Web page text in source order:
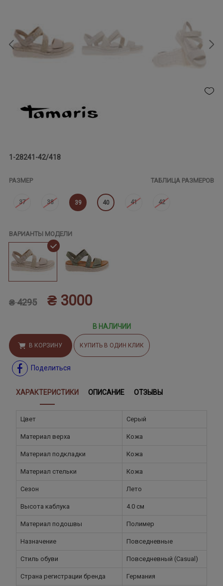
1-28241-42/418
РАЗМЕР ТАБЛИЦА РАЗМЕРОВ
37 38 39 40 41 42
ВАРИАНТЫ МОДЕЛИ
₴ 4295 ₴ 3000
В НАЛИЧИИ
В КОРЗИНУ КУПИТЬ В ОДИН КЛИК
Поделиться
ХАРАКТЕРИСТИКИ ОПИСАНИЕ ОТЗЫВЫ
Цвет Серый
Материал верха Кожа
Материал подкладки Кожа
Материал стельки Кожа
Сезон Лето
Высота каблука 4.0 см
Материал подошвы Полимер
Назначение Повседневные
Стиль обуви Повседневный (Casual)
Страна регистрации бренда Германия